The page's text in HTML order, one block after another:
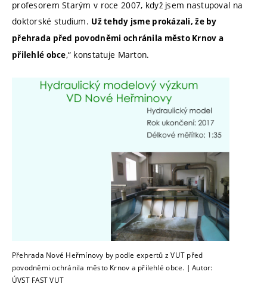
profesorem Starým v roce 2007, když jsem nastupoval na
doktorské studium. Už tehdy jsme prokázali, že by
přehrada před povodněmi ochránila město Krnov a
přilehlé obce,“ konstatuje Marton.
Přehrada Nové Heřmínovy by podle expertů z VUT před
povodněmi ochránila město Krnov a přilehlé obce. | Autor:
ÚVST FAST VUT